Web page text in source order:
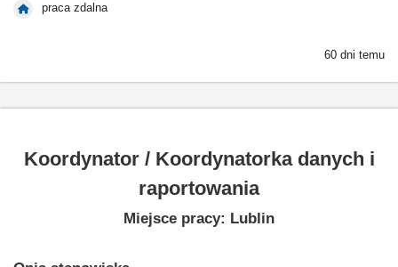
praca zdalna
60 dni temu
Koordynator / Koordynatorka danych i
raportowania
Miejsce pracy: Lublin